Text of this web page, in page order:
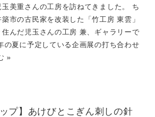
美重さんの工房を訪ねてきました。 ち
市の古民家を改装した「竹工房 東雲」
んだ児玉さんの工房 兼、ギャラリーで
の夏に予定している企画展の打ち合わせ
»
プ】あけびとこぎん刺しの針